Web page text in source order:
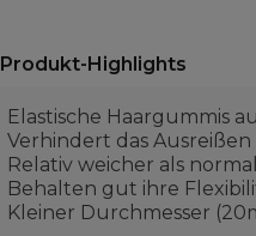
Produkt-Highlights
Elastische Haargummis
Verhindert das
Relativ weicher als
Behalten gut ihre
Kleiner Durchmesser